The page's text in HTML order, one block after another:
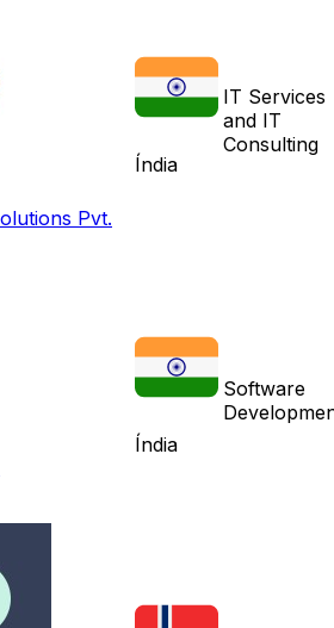
Pvt.
Índia
IT Services
and IT
Consulting
Índia
Software